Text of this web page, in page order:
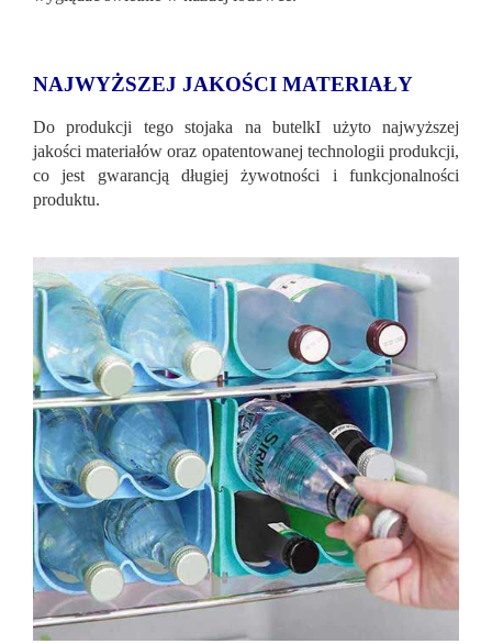
NAJWYŻSZEJ JAKOŚCI MATERIAŁY
Do produkcji tego stojaka na butelkI użyto najwyższej
jakości materiałów oraz opatentowanej technologii produkcji,
co jest gwarancją długiej żywotności i funkcjonalności
produktu.